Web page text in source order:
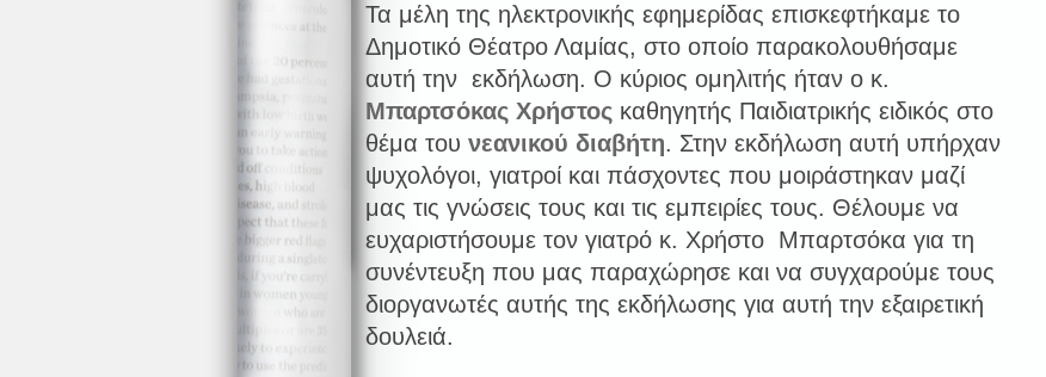
Τα μέλη της ηλεκτρονικής εφημερίδας επισκεφτήκαμε το
Δημοτικό Θέατρο Λαμίας, στο οποίο παρακολουθήσαμε
αυτή την εκδήλωση. Ο κύριος ομηλιτής ήταν ο κ.
Μπαρτσόκας Χρήστοςκαθηγητής Παιδιατρικής ειδικός στο
θέμα του νεανικού διαβήτη. Στην εκδήλωση αυτή υπήρχαν
ψυχολόγοι, γιατροί και πάσχοντες που μοιράστηκαν μαζί
μας τις γνώσεις τους και τις εμπειρίες τους. Θέλουμε να
ευχαριστήσουμε τον γιατρό κ. Χρήστο Μπαρτσόκα για τη
συνέντευξη που μας παραχώρησε και να συγχαρούμε τους
διοργανωτές αυτής της εκδήλωσης για αυτή την εξαιρετική
δουλειά.